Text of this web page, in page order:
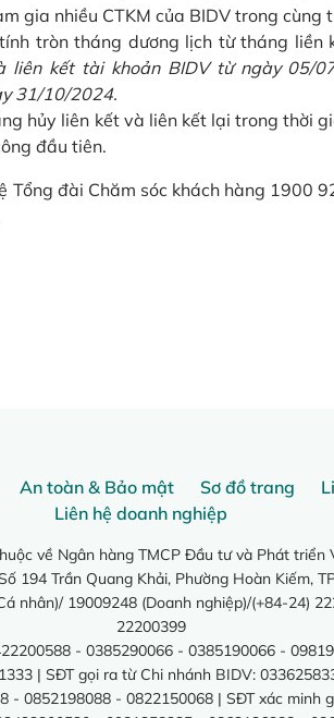
gia nhiều CTKM của BIDV trong cùng
tròn tháng dương lịch từ tháng liền
liên kết tài khoản BIDV từ ngày 05/
31/10/2024.
hủy liên kết và liên kết lại trong thời
đầu tiên.
Tổng đài Chăm sóc khách hàng 1900
An toàn & Bảo mật Sơ đồ trang
Liên hệ doanh nghiệp
về Ngân hàng TMCP Đầu tư và Phát triển
194 Trần Quang Khải, Phường Hoàn Kiếm,
nhân)/ 19009248 (Doanh nghiệp)/(+84-24)
22200399
- 0385290066 - 0385190066 -
| SĐT gọi ra từ Chi nhánh BIDV:
- 0852198088 - 0822150068 | SĐT xác minh